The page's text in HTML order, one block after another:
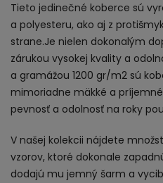
Tieto jedinečné koberce sú
a polyesteru, ako aj z
strane.Je nielen dokonalým
zárukou vysokej kvality a
a gramážou 1200 gr/m2 sú
mimoriadne mäkké a
pevnosť a odolnosť na roky
V našej kolekcii nájdete
vzorov, ktoré dokonale
dodajú mu jemný šarm a